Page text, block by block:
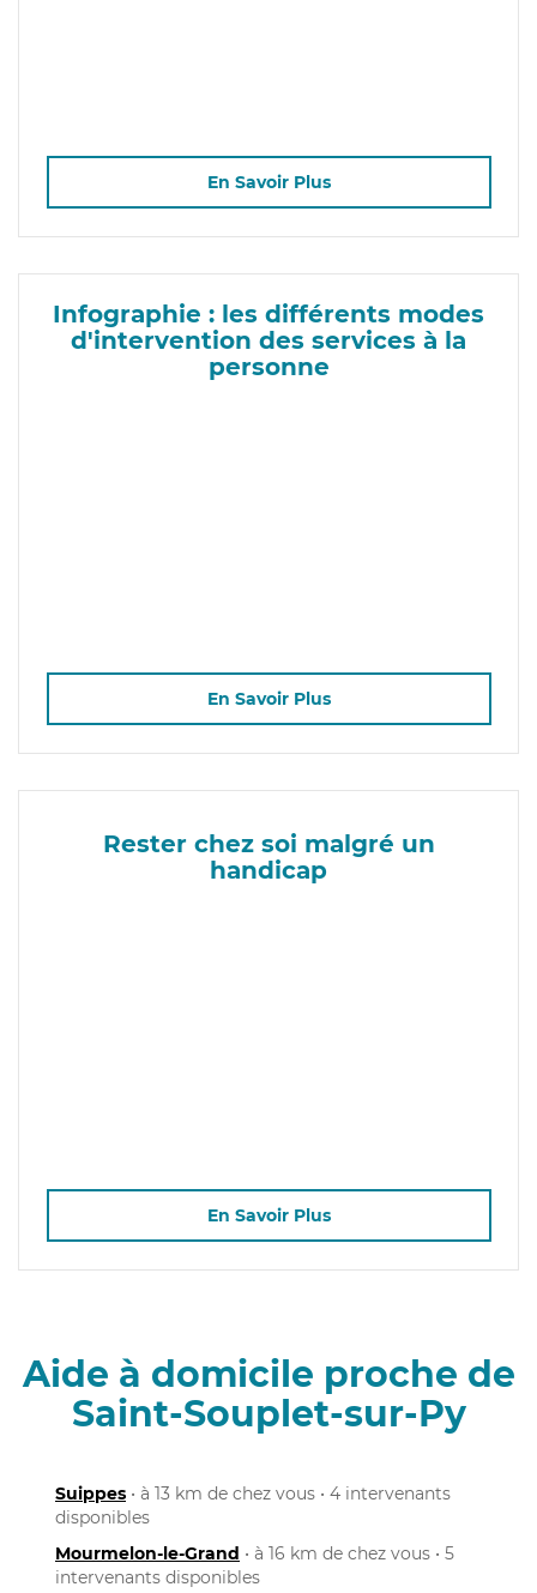
En Savoir Plus
Infographie : les différents modes
d'intervention des services à la
personne
En Savoir Plus
Rester chez soi malgré un
handicap
En Savoir Plus
Aide à domicile proche de
Saint-Souplet-sur-Py
Suippes • à 13 km de chez vous • 4 intervenants
disponibles
Mourmelon-le-Grand • à 16 km de chez vous • 5
intervenants disponibles